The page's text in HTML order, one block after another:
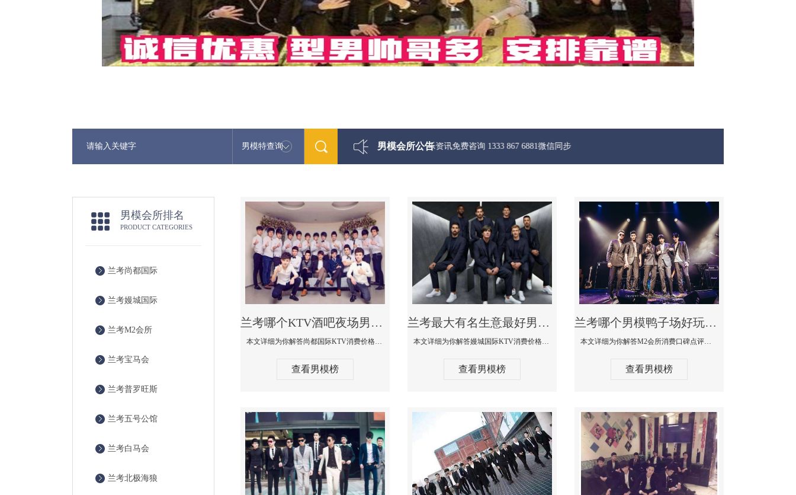
男模特查询 男模会所公告
最新男模娱乐资讯免费咨询 1333 867 6881微信同步
男模会所排名
PRODUCT CATEGORIES
兰考尚都国际
兰考嫚城国际
兰考M2会所
兰考宝马会
兰考普罗旺斯
兰考五号公馆
兰考白马会
兰考北极海狼
兰考哪个KTV酒吧夜场男模公关型男最帅-尚都国际KTV消费价格点评
本文详细为你解答尚都国际KTV消费价格点评，更多关于哪个KTV酒吧夜场男模公关型男最帅免费咨询1333 867 6881微信同步
查看男模榜
兰考最大有名生意最好男模少爷场KTV体验-嫚城国际KTV消费价格点评
本文详细为你解答嫚城国际KTV消费价格口碑点评，更多关于最大有名生意最好男模少爷场KTV体验免费咨询1333 867 6881微信同步！
查看男模榜
兰考哪个男模鸭子场好玩陪酒服务好-M2会所KTV消费口碑点评
本文详细为你解答M2会所消费口碑点评，更多关于哪个男模鸭子场好玩陪酒服务好免费咨询1333 867 6881微信同步！
查看男模榜